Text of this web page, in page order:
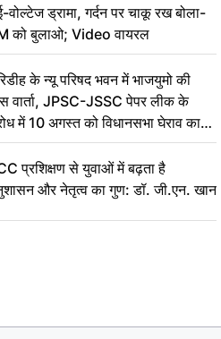
वोल्टेज ड्रामा, गर्दन पर चाकू रख बोला-
को बुलाओ; Video वायरल
के न्यू परिषद भवन में भाजयुमो की
वार्ता, JPSC-JSSC पेपर लीक के
में 10 अगस्त को विधानसभा घेराव का
प्रशिक्षण से युवाओं में बढ़ता है
और नेतृत्व का गुण: डॉ. जी.एन. खान